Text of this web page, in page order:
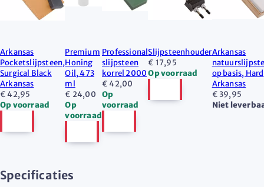
Arkansas
Pocketslijpsteen,
Surgical Black
Arkansas
€ 42,95
Op voorraad
Premium
Honing
Oil, 473
ml
€ 24,00
Op
voorraad
Professional
slijpsteen
korrel 2000
€ 42,00
Op
voorraad
Slijpsteenhouder
€ 17,95
Op voorraad
Arkansas
op basis, Hard
Arkansas
€ 39,95
Niet
Specificaties